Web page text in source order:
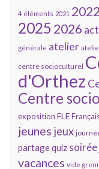
4 éléments 2021 2022
20252026
générale atelier
centre socioculturel
d'Orthez
Centre
exposition FLE
jeunes jeux
partagequiz soirée
vacances vide